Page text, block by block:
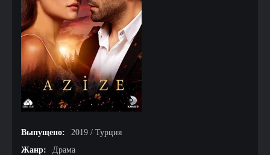
Выпущено:
2019 / Турция
Жанр:
Драма